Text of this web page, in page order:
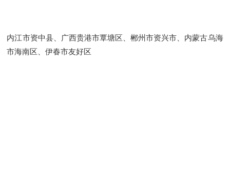
内江市资中县、广西贵港市覃塘区、郴州市资兴市、内蒙古乌海
市海南区、伊春市友好区